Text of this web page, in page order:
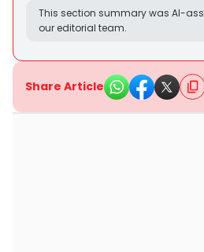
This section summary was AI-
our editorial team.
Share Article